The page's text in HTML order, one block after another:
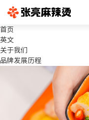
首页
英文
关于我们
品牌发展历程